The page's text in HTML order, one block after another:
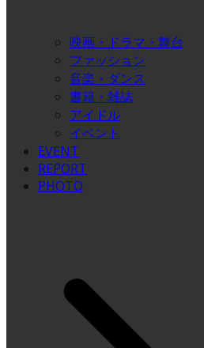
映画・ドラマ・舞台
ファッション
音楽・ダンス
書籍・雑誌
アイドル
イベント
EVENT
REPORT
PHOTO